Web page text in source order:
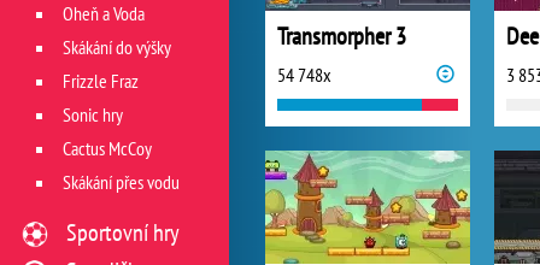
Transmorpher 3
54 748x 3
Oheň a Voda
Skákání do výšky
Frizzle Fraz
Sonic hry
Cactus McCoy
Skákání přes vodu
Sportovní hry